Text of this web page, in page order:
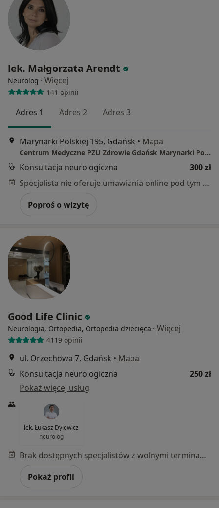
lek. Małgorzata Arendt
Neurolog · Więcej
141 opinii
Adres 1 Adres 2 Adres 3
Marynarki Polskiej 195, Gdańsk • Mapa
Centrum Medyczne PZU Zdrowie Gdańsk Marynarki Polskiej
Konsultacja neurologiczna
300 zł
Specjalista nie oferuje umawiania online pod tym adresem.
Poproś o wizytę
Good Life Clinic
Neurologia, Ortopedia, Ortopedia dziecięca · Więcej
4119 opinii
ul. Orzechowa 7, Gdańsk • Mapa
Konsultacja neurologiczna
250 zł
Pokaż więcej usług
lek. Łukasz Dylewicz
neurolog
Brak dostępnych specjalistów z wolnymi terminami w tym centrum medycznym.
Pokaż profil